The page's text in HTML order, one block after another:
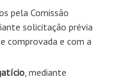
pela Comissão
solicitação prévia
comprovada e com a
, mediante